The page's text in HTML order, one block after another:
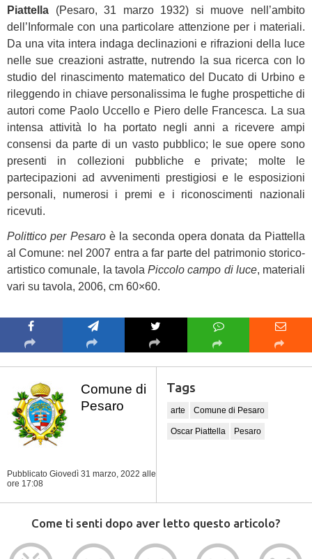
Piattella (Pesaro, 31 marzo 1932) si muove nell’ambito
dell’Informale con una particolare attenzione per i materiali.
Da una vita intera indaga declinazioni e rifrazioni della luce
nelle sue creazioni astratte, nutrendo la sua ricerca con lo
studio del rinascimento matematico del Ducato di Urbino e
rileggendo in chiave personalissima le fughe prospettiche di
autori come Paolo Uccello e Piero delle Francesca. La sua
intensa attività lo ha portato negli anni a ricevere ampi
consensi da parte di un vasto pubblico; le sue opere sono
presenti in collezioni pubbliche e private; molte le
partecipazioni ad avvenimenti prestigiosi e le esposizioni
personali, numerosi i premi e i riconoscimenti nazionali
ricevuti.
Polittico per Pesaroè la seconda opera donata da Piattella
al Comune: nel 2007 entra a far parte del patrimonio storico-
artistico comunale, la tavola Piccolo campo di luce, materiali
vari su tavola, 2006, cm 60×60.
Comune di
Pesaro
Pubblicato Giovedì 31 marzo, 2022 alle
ore 17:08
Tags
arte Comune di Pesaro
Oscar Piattella Pesaro
Come ti senti dopo aver letto questo articolo?